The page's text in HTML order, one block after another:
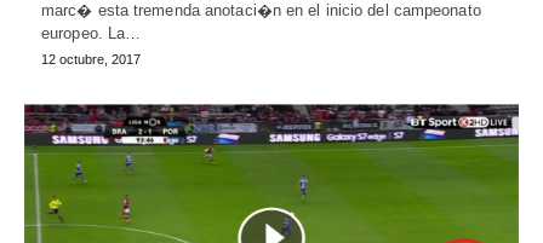
marc� esta tremenda anotaci�n en el inicio del campeonato
europeo. La…
12 octubre, 2017